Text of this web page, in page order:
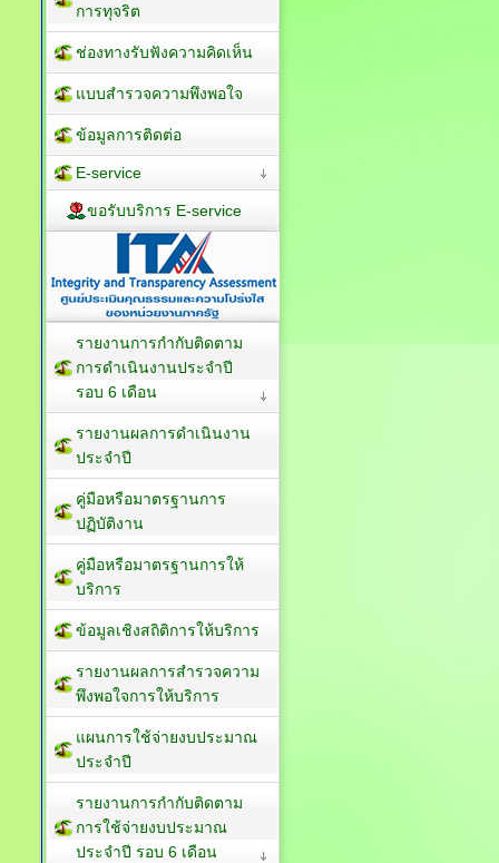
การทุจริต
ช่องทางรับฟังความคิดเห็น
แบบสำรวจความพึงพอใจ
ข้อมูลการติดต่อ
E-service
ขอรับบริการ E-service
รายงานการกำกับติดตาม
การดำเนินงานประจำปี
รอบ 6 เดือน
รายงานผลการดำเนินงาน
ประจำปี
คู่มือหรือมาตรฐานการ
ปฏิบัติงาน
คู่มือหรือมาตรฐานการให้
บริการ
ข้อมูลเชิงสถิติการให้บริการ
รายงานผลการสำรวจความ
พึงพอใจการให้บริการ
แผนการใช้จ่ายงบประมาณ
ประจำปี
รายงานการกำกับติดตาม
การใช้จ่ายงบประมาณ
ประจำปี รอบ 6 เดือน